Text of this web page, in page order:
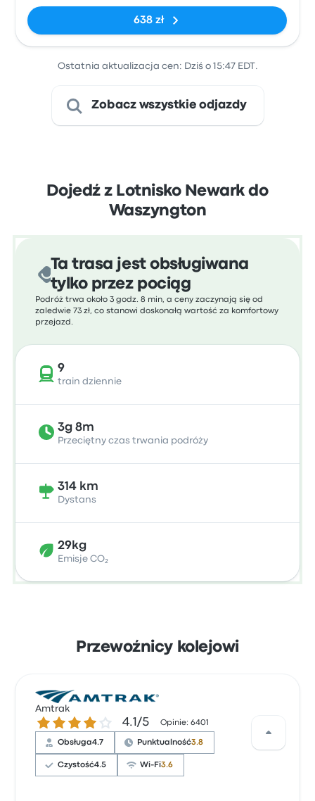
638 zł
Ostatnia aktualizacja cen: Dziś o 15:47 EDT.
Zobacz wszystkie odjazdy
Dojedź z Lotnisko Newark do
Waszyngton
Ta trasa jest obsługiwana
tylko przez pociąg
Podróż trwa około 3 godz. 8 min, a ceny zaczynają się od
zaledwie 73 zł, co stanowi doskonałą wartość za komfortowy
przejazd.
9
train dziennie
3g 8m
Przeciętny czas trwania podróży
314 km
Dystans
29kg
Emisje CO₂
Przewoźnicy kolejowi
Amtrak
4.1 gwiazdek w skali do 5
4.1/5 Opinie: 6401
Obsługa4.7 Punktualność3.8
Czystość4.5 Wi-Fi3.6